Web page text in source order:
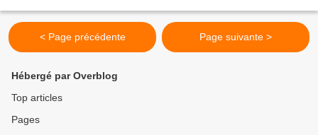
< Page précédente Page suivante >
Hébergé par Overblog
Top articles
Pages